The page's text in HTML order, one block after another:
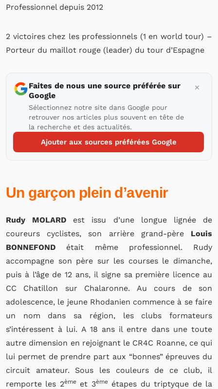
Professionnel depuis 2012
2 victoires chez les professionnels (1 en world tour) –
Porteur du maillot rouge (leader) du tour d’Espagne
Faites de nous une source préférée sur
Google
Sélectionnez notre site dans Google pour
retrouver nos articles plus souvent en tête de
la recherche et des actualités.
Ajouter aux sources préférées Google
Un garçon plein d’avenir
Rudy MOLARD est issu d’une longue lignée de
coureurs cyclistes, son arrière grand-père Louis
BONNEFOND était même professionnel. Rudy
accompagne son père sur les courses le dimanche,
puis à l’âge de 12 ans, il signe sa première licence au
CC Chatillon sur Chalaronne. Au cours de son
adolescence, le jeune Rhodanien commence à se faire
un nom dans sa région, les clubs formateurs
s’intéressent à lui. A 18 ans il entre dans une toute
autre dimension en rejoignant le CR4C Roanne, ce qui
lui permet de prendre part aux “bonnes” épreuves du
circuit amateur. Sous les couleurs de ce club, il
remporte les 2èmeet 3èmeétapes du triptyque de la